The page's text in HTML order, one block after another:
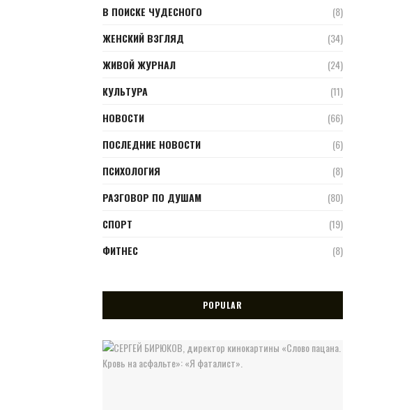
В ПОИСКЕ ЧУДЕСНОГО
(8)
ЖЕНСКИЙ ВЗГЛЯД
(34)
ЖИВОЙ ЖУРНАЛ
(24)
КУЛЬТУРА
(11)
НОВОСТИ
(66)
ПОСЛЕДНИЕ НОВОСТИ
(6)
ПСИХОЛОГИЯ
(8)
РАЗГОВОР ПО ДУШАМ
(80)
СПОРТ
(19)
ФИТНЕС
(8)
POPULAR